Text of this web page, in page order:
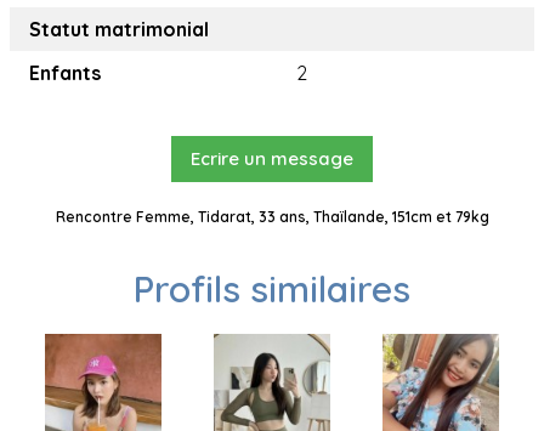
Statut matrimonial
Enfants
2
Ecrire un message
Rencontre Femme, Tidarat, 33 ans, Thaïlande, 151cm et 79kg
Profils similaires